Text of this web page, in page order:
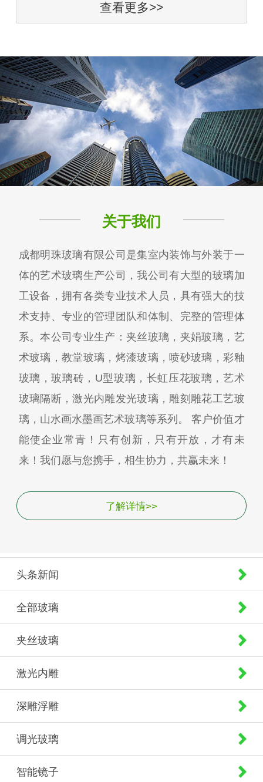
查看更多>>
关于我们
成都明珠玻璃有限公司是集室内装饰与外装于一
体的艺术玻璃生产公司，我公司有大型的玻璃加
工设备，拥有各类专业技术人员，具有强大的技
术支持、专业的管理团队和体制、完整的管理体
系。本公司专业生产：夹丝玻璃，夹娟玻璃，艺
术玻璃，教堂玻璃，烤漆玻璃，喷砂玻璃，彩釉
玻璃，玻璃砖，U型玻璃，长虹压花玻璃，艺术
玻璃隔断，激光内雕发光玻璃，雕刻雕花工艺玻
璃，山水画水墨画艺术玻璃等系列。 客户价值才
能使企业常青！只有创新，只有开放，才有未
来！我们愿与您携手，相生协力，共赢未来！
了解详情>>
头条新闻
全部玻璃
夹丝玻璃
激光内雕
深雕浮雕
调光玻璃
智能镜子